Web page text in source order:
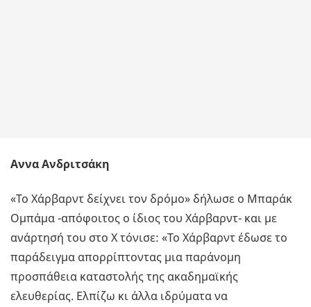
Αννα Ανδριτσάκη
«Το Χάρβαρντ δείχνει τον δρόμο» δήλωσε ο Μπαράκ
Ομπάμα -απόφοιτος ο ίδιος του Χάρβαρντ- και με
ανάρτησή του στο Χ τόνισε: «Το Χάρβαρντ έδωσε το
παράδειγμα απορρίπτοντας μια παράνομη
προσπάθεια καταστολής της ακαδημαϊκής
ελευθερίας. Ελπίζω κι άλλα ιδρύματα να